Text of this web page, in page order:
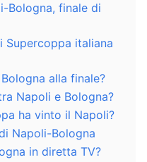
Bologna, finale di
Supercoppa italiana
alla finale?
Napoli e Bologna?
ha vinto il Napoli?
Napoli-Bologna
in diretta TV?